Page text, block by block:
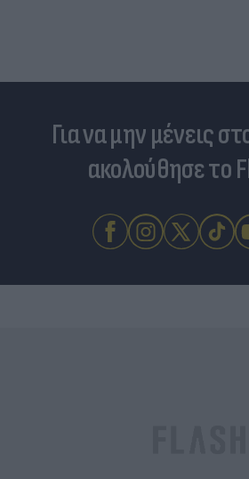
Για να μην μένεις
ακολούθησε το